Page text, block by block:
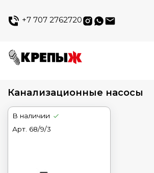
+7 707 2762720
Канализационные насосы
В наличии
Арт. 68/9/3